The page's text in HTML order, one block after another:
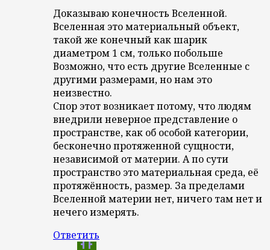
Доказываю конечность Вселенной.
Вселенная это материальный объект,
такой же конечный как шарик
диаметром 1 см, только побольше
Возможно, что есть другие Вселенные с
другими размерами, но нам это
неизвестно.
Спор этот возникает потому, что людям
внедрили неверное представление о
пространстве, как об особой категории,
бесконечно протяженной сущности,
независимой от материи. А по сути
пространство это материальная среда, её
протяжённость, размер. За пределами
Вселенной материи нет, ничего там нет и
нечего измерять.
Ответить